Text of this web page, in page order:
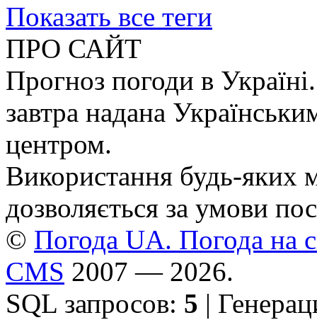
Показать все теги
ПРО САЙТ
Прогноз погоди в
завтра надана
центром.
Використання будь-яких
дозволяється за умови
© Погода UA. Погода на
CMS 2007 — 2026.
SQL запросов: 5 |